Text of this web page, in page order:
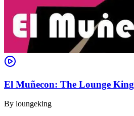
El Muñecon: The Lounge King
By loungeking